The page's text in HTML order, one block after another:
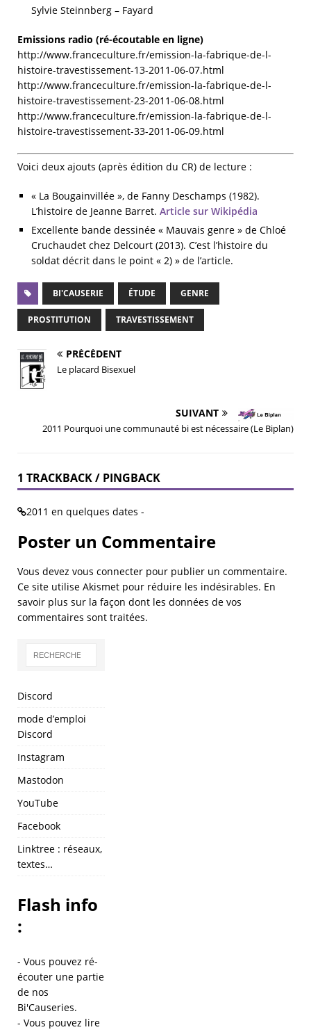
Sylvie Steinnberg – Fayard
Emissions radio (ré-écoutable en ligne)
http://www.franceculture.fr/emission-la-fabrique-de-l-
histoire-travestissement-13-2011-06-07.html
http://www.franceculture.fr/emission-la-fabrique-de-l-
histoire-travestissement-23-2011-06-08.html
http://www.franceculture.fr/emission-la-fabrique-de-l-
histoire-travestissement-33-2011-06-09.html
Voici deux ajouts (après édition du CR) de lecture :
« La Bougainvillée », de Fanny Deschamps (1982).
L’histoire de Jeanne Barret. Article sur Wikipédia
Excellente bande dessinée « Mauvais genre » de Chloé
Cruchaudet chez Delcourt (2013). C’est l’histoire du
soldat décrit dans le point « 2) » de l’article.
BI'CAUSERIE ÉTUDE GENRE
PROSTITUTION TRAVESTISSEMENT
PRÉCÉDENT
Le placard Bisexuel
SUIVANT
2011 Pourquoi une communauté bi est nécessaire (Le Biplan)
1 TRACKBACK / PINGBACK
2011 en quelques dates -
Poster un Commentaire
Vous devez vous connecter pour publier un commentaire.
Ce site utilise Akismet pour réduire les indésirables. En
savoir plus sur la façon dont les données de vos
commentaires sont traitées.
Discord
mode d’emploi
Discord
Instagram
Mastodon
YouTube
Facebook
Linktree : réseaux,
textes…
Flash info
:
- Vous pouvez ré-
écouter une partie
de nos
Bi'Causeries.
- Vous pouvez lire